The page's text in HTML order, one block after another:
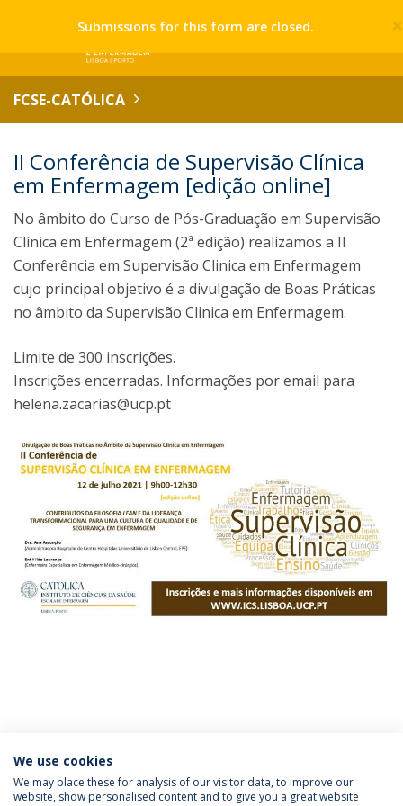
×
Submissions for this form are closed.
FCSE-CATÓLICA
II Conferência de Supervisão Clínica
em Enfermagem [edição online]
No âmbito do Curso de Pós-Graduação em Supervisão
Clínica em Enfermagem (2ª edição) realizamos a II
Conferência em Supervisão Clinica em Enfermagem
cujo principal objetivo é a divulgação de Boas Práticas
no âmbito da Supervisão Clinica em Enfermagem.
Limite de 300 inscrições.
Inscrições encerradas. Informações por email para
helena.zacarias@ucp.pt
We use cookies
We may place these for analysis of our visitor data, to improve our
website, show personalised content and to give you a great website